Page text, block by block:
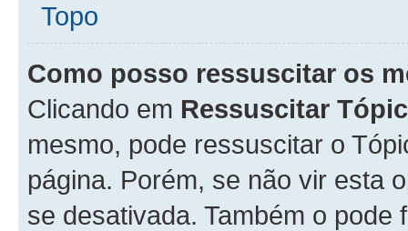
Topo
Como posso ressuscitar os
Clicando em Ressuscitar
mesmo, pode ressuscitar o
página. Porém, se não vir esta
se desativada. Também o